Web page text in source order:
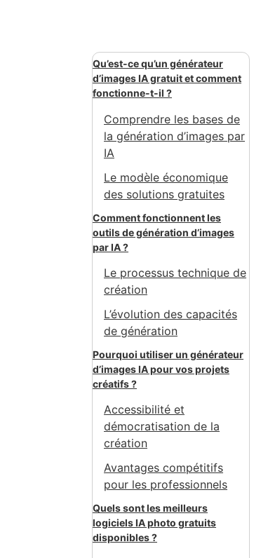
Qu’est-ce qu’un générateur
d’images IA gratuit et comment
fonctionne-t-il ?
Comprendre les bases de
la génération d’images par
IA
Le modèle économique
des solutions gratuites
Comment fonctionnent les
outils de génération d’images
par IA ?
Le processus technique de
création
L’évolution des capacités
de génération
Pourquoi utiliser un générateur
d’images IA pour vos projets
créatifs ?
Accessibilité et
démocratisation de la
création
Avantages compétitifs
pour les professionnels
Quels sont les meilleurs
logiciels IA photo gratuits
disponibles ?